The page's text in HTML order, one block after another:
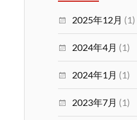
2025年12月 (1)
2024年4月 (1)
2024年1月 (1)
2023年7月 (1)